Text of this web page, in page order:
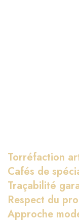
Torréfaction
Cafés de
Traçabilité
Respect du
Approche